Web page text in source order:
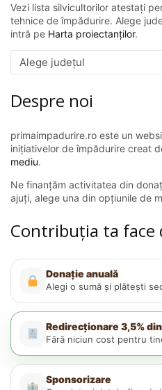
Vezi lista silvicultorilor atestați
tehnice de împădurire. Alege
intră pe Harta proiectanților.
Despre noi
primaimpadurire.ro este un
inițiativelor de împădurire creat
mediu.
Ne finanțăm activitatea din
ajuți, alege una din opțiunile de
Contribuția ta face
Donație anuală
Alegi o sumă și plătești
Redirecționare 3,5%
Fără niciun cost pentru
Sponsorizare